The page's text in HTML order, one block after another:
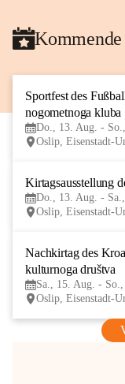
Sportfest des
nogometnoga kluba
Do., 13. Aug. -
Oslip, Eisenstadt-
Kirtagsausstellung
Do., 13. Aug. -
Oslip, Eisenstadt-
Nachkirtag des
kulturnoga društva
Sa., 15. Aug. -
Oslip, Eisenstadt-